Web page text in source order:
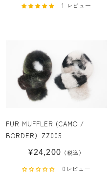
1 レビュー
FUR MUFFLER (CAMO /
BORDER）ZZ005
¥24,200 （税込）
0レビュー